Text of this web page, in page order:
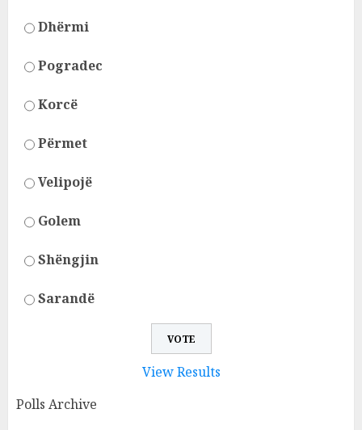
Dhërmi
Pogradec
Korcë
Përmet
Velipojë
Golem
Shëngjin
Sarandë
View Results
Polls Archive